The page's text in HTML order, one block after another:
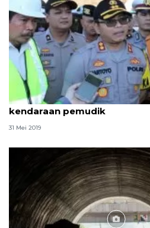
Tol Cisumdawu di
kendaraan pemudik
31 Mei 2019